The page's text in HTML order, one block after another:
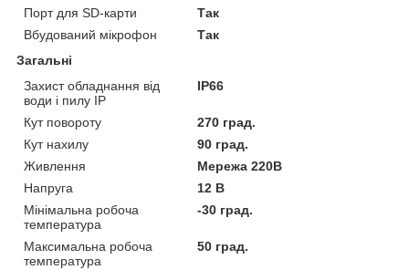
Порт для SD-карти
Так
Вбудований мікрофон
Так
Загальні
Захист обладнання від
води і пилу IP
IP66
Кут повороту
270 град.
Кут нахилу
90 град.
Живлення
Мережа 220В
Напруга
12 В
Мінімальна робоча
температура
-30 град.
Максимальна робоча
температура
50 град.